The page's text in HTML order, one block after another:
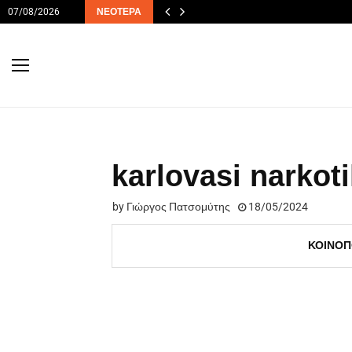
07/08/2026 ΝΕΌΤΕΡΑ
karlovasi
by Γιώργος Πατσομύτης 18/05/2024